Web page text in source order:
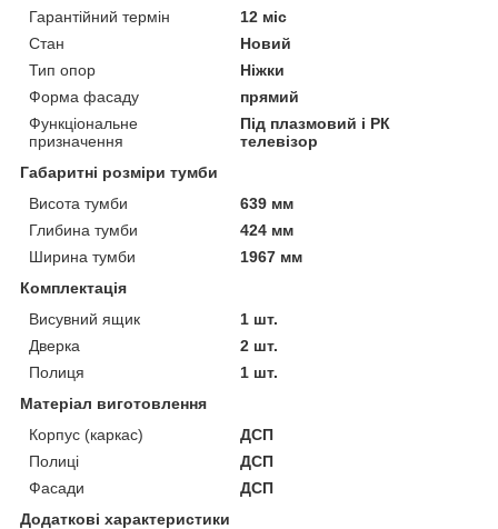
Гарантійний термін
12 міс
Стан
Новий
Тип опор
Ніжки
Форма фасаду
прямий
Функціональне
призначення
Під плазмовий і РК
телевізор
Габаритні розміри тумби
Висота тумби
639 мм
Глибина тумби
424 мм
Ширина тумби
1967 мм
Комплектація
Висувний ящик
1 шт.
Дверка
2 шт.
Полиця
1 шт.
Матеріал виготовлення
Корпус (каркас)
ДСП
Полиці
ДСП
Фасади
ДСП
Додаткові характеристики